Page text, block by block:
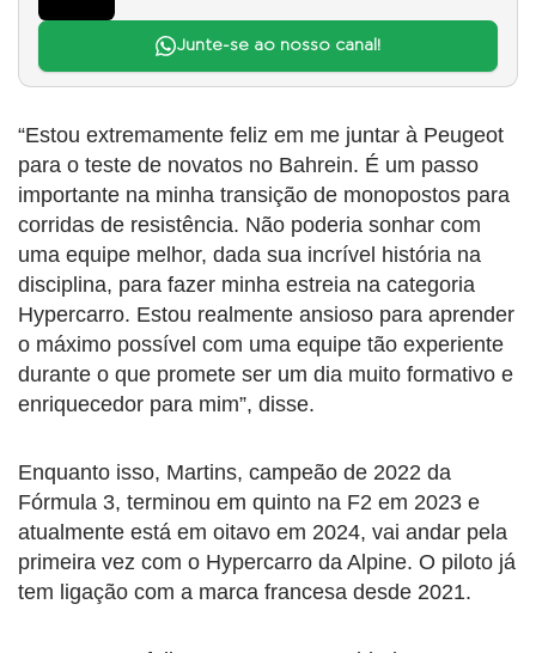
Junte-se ao nosso canal!
“Estou extremamente feliz em me juntar à Peugeot
para o teste de novatos no Bahrein. É um passo
importante na minha transição de monopostos para
corridas de resistência. Não poderia sonhar com
uma equipe melhor, dada sua incrível história na
disciplina, para fazer minha estreia na categoria
Hypercarro. Estou realmente ansioso para aprender
o máximo possível com uma equipe tão experiente
durante o que promete ser um dia muito formativo e
enriquecedor para mim”, disse.
Enquanto isso, Martins, campeão de 2022 da
Fórmula 3, terminou em quinto na F2 em 2023 e
atualmente está em oitavo em 2024, vai andar pela
primeira vez com o Hypercarro da Alpine. O piloto já
tem ligação com a marca francesa desde 2021.